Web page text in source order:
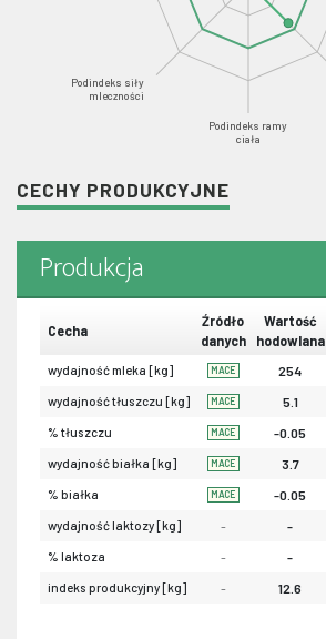
Podindeks ramy
ciała
Podindeks siły
mleczności
CECHY PRODUKCYJNE
Produkcja
Cecha
Źródło
danych
Wartość
hodowlana
wydajność mleka [kg] MACE 254
wydajność tłuszczu [kg] MACE 5.1
% tłuszczu MACE -0.05
wydajność białka [kg] MACE 3.7
% białka MACE -0.05
wydajność laktozy [kg] - -
% laktoza - -
indeks produkcyjny [kg] - 12.6